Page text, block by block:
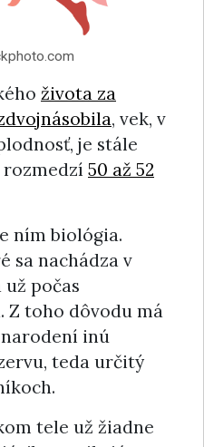
života za
, vek, v
je stále
rozmedzí 50 až 52
ním biológia.
sa nachádza v
už počas
Z toho dôvodu má
inú
teda určitý
tele už žiadne